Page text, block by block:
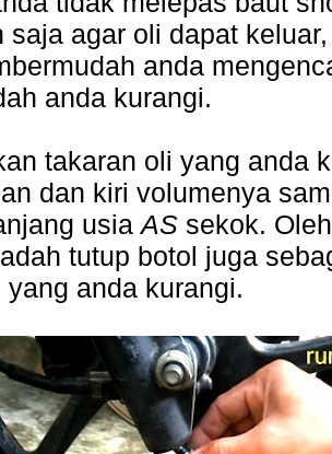
saja agar oli dapat
anda
anda kurangi.
takaran oli yang anda
dan kiri volumenya
usiaAS sekok.
tutup botol juga
anda kurangi.